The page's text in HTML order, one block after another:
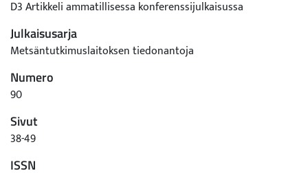
D3 Artikkeli ammatillisessa konferenssijulkaisussa
Julkaisusarja
Metsäntutkimuslaitoksen tiedonantoja
Numero
90
Sivut
38-49
ISSN